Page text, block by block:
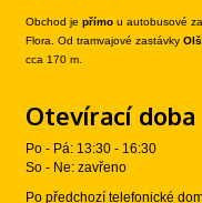
Obchod je přímo u autobusové
Flora. Od tramvajové zastávky
cca 170 m.
Otevírací doba
Po - Pá: 13:30 - 16:30
So - Ne: zavřeno
Po předchozí telefonické